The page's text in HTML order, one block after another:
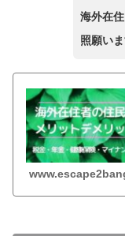
海外在
照願いま